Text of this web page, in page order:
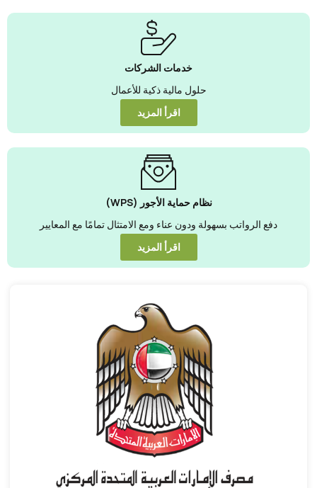
خدمات الشركات
حلول مالية ذكية للأعمال
اقرأ المزيد
نظام حماية الأجور (WPS)
دفع الرواتب بسهولة ودون عناء ومع الامتثال تمامًا مع المعايير
اقرأ المزيد